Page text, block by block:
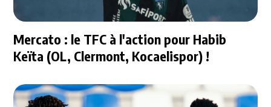
Mercato : le TFC à l'action pour Habib
Keïta (OL, Clermont, Kocaelispor) !